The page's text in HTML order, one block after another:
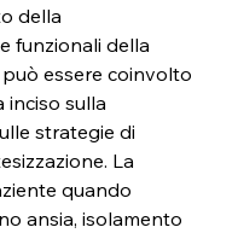
della
funzionali della
essere coinvolto
inciso sulla
strategie di
La
quando
ansia, isolamento